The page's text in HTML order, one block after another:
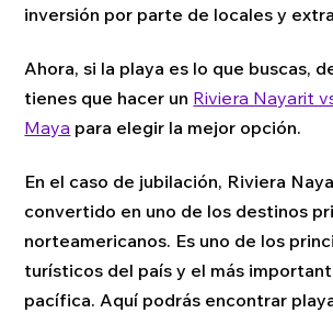
inversión por parte de locales y
Ahora, si la playa es lo que buscas,
tienes que hacer un Riviera Nayarit
Maya para elegir la mejor opción.
En el caso de jubilación, Riviera
convertido en uno de los destinos
norteamericanos. Es uno de los
turísticos del país y el más
pacífica. Aquí podrás encontrar